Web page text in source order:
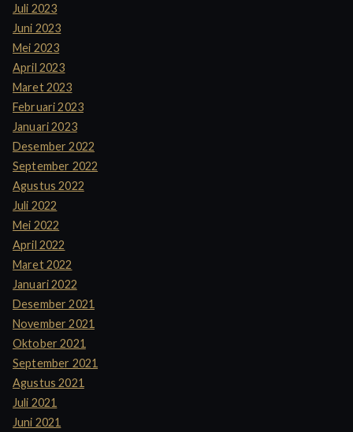
Juli 2023
Juni 2023
Mei 2023
April 2023
Maret 2023
Februari 2023
Januari 2023
Desember 2022
September 2022
Agustus 2022
Juli 2022
Mei 2022
April 2022
Maret 2022
Januari 2022
Desember 2021
November 2021
Oktober 2021
September 2021
Agustus 2021
Juli 2021
Juni 2021